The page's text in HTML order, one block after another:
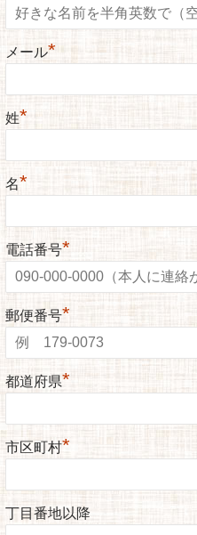
メール*
姓*
名*
電話番号*
郵便番号*
都道府県*
市区町村*
丁目番地以降